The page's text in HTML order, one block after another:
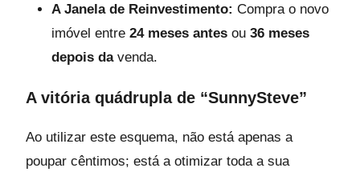
A Janela de Reinvestimento: Compra o novo
imóvel entre 24 meses antes ou 36 meses
depois davenda.
A vitória quádrupla de “SunnySteve”
Ao utilizar este esquema, não está apenas a
poupar cêntimos; está a otimizar toda a sua